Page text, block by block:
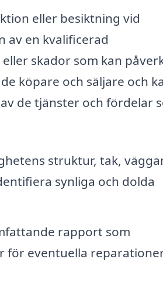
eller besiktning vid
av en kvalificerad
skador som kan
köpare och säljare och
de tjänster och fördelar
struktur, tak,
synliga och dolda
rapport som
för eventuella